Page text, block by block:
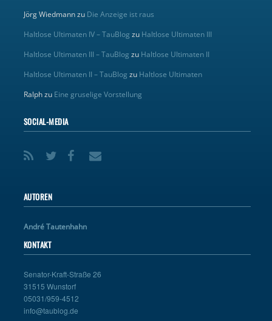
Jörg Wiedmannzu Die Anzeige ist raus
Haltlose Ultimaten IV – TauBlog zu Haltlose Ultimaten III
Haltlose Ultimaten III – TauBlog zu Haltlose Ultimaten II
Haltlose Ultimaten II – TauBlog zu Haltlose Ultimaten
Ralphzu Eine gruselige Vorstellung
SOCIAL-MEDIA
AUTOREN
André Tautenhahn
KONTAKT
Senator-Kraft-Straße 26
31515 Wunstorf
05031/959-4512
info@taublog.de